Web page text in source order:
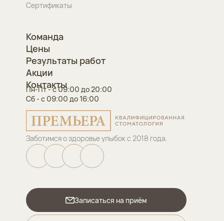
Заботимся о здоровье улыбок с 2018 года.
Записаться на приём
Сертификаты
Команда
Цены
Результаты работ
Акции
Контакты
Пн-Пт - с 09:00 до 20:00
Сб - с 09:00 до 16:00